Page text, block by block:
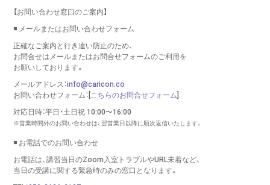
【お問い合わせ窓口のご案内】
◾️ メールまたはお問い合わせフォーム
正確なご案内と行き違い防止のため、
お問合せはメールまたはお問合せフォームのご利用を
お願いしております。
メールアドレス：info@caricon.co
お問い合わせフォーム：[こちらのお問合せフォーム]
対応日時：平日・土日祝 10:00〜16:00
※営業時間外のお問い合わせは、翌営業日以降に順次返信いたします。
◾️ お電話でのお問い合わせ
お電話は、講習当日のZoom入室トラブルやURL未着など、
当日の受講に関する緊急時のみの窓口となります。